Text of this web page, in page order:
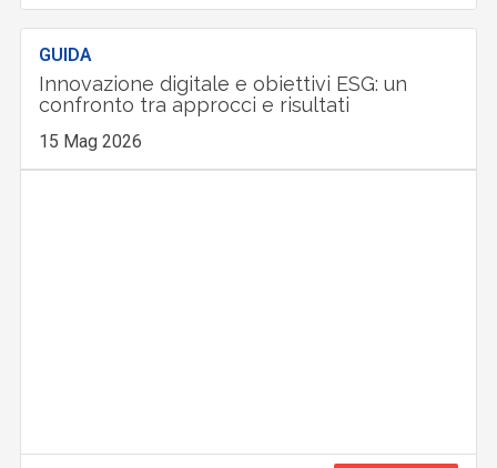
GUIDA
Innovazione digitale e obiettivi ESG: un
confronto tra approcci e risultati
15 Mag 2026